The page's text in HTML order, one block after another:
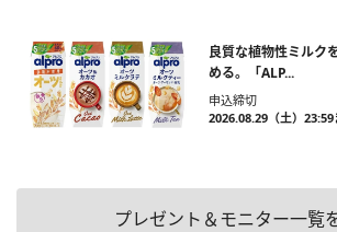
良質な植物性ミルク
める。「ALP...
申込締切
2026.08.29（土）23:59
プレゼント＆モニター一覧